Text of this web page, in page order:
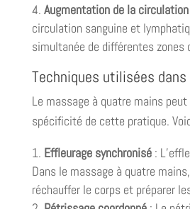
Augmentation de la
circulation sanguine et
simultanée de différentes
Techniques utilisées
Le massage à quatre mains
spécificité de cette pratique.
Effleurage synchronisé:
Dans le massage à quatre
réchauffer le corps et préparer